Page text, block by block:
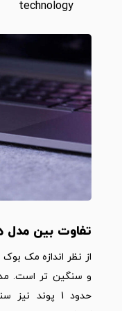
technology
تفاوت بین مدل های 13 اینچی و
حدود 1